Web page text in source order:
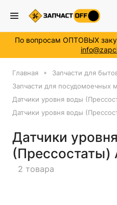
По вопросам ОПТОВЫХ
Главная
Запчасти для
Запчасти для посудомоечных
Датчики уровня воды
Датчики уровня воды
Датчики
(Прессостаты)
2 товара
Номер модели *